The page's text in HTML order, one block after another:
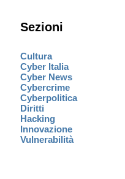
Sezioni
Cultura
Cyber Italia
Cyber News
Cybercrime
Cyberpolitica
Diritti
Hacking
Innovazione
Vulnerabilità